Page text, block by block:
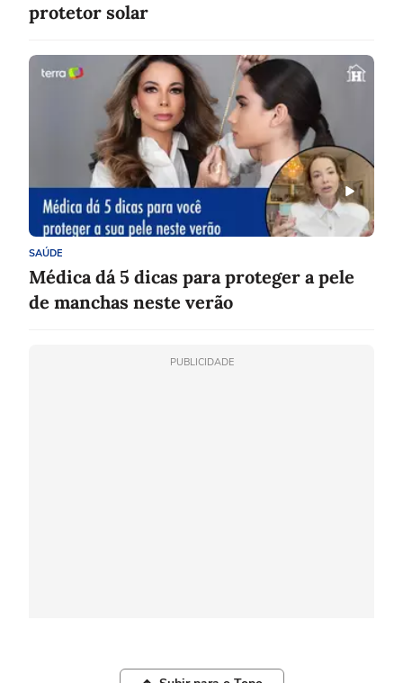
protetor solar
SAÚDE
Médica dá 5 dicas para proteger a pele
de manchas neste verão
PUBLICIDADE